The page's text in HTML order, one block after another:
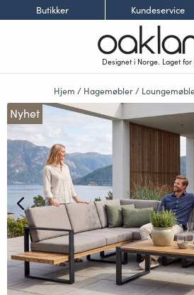
Butikker Kundeservice
Designet i Norge. Laget
Hjem / Hagemøbler/
Nyhet